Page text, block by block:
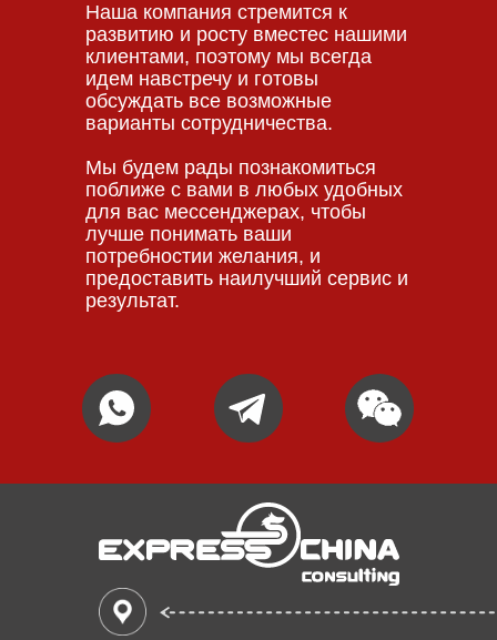
Наша компания стремится к
развитию и росту вместес нашими
клиентами, поэтому мы всегда
идем навстречу и готовы
обсуждать все возможные
варианты сотрудничества.
Мы будем рады познакомиться
поближе с вами в любых удобных
для вас мессенджерах, чтобы
лучше понимать ваши
потребностии желания, и
предоставить наилучший сервис и
результат.